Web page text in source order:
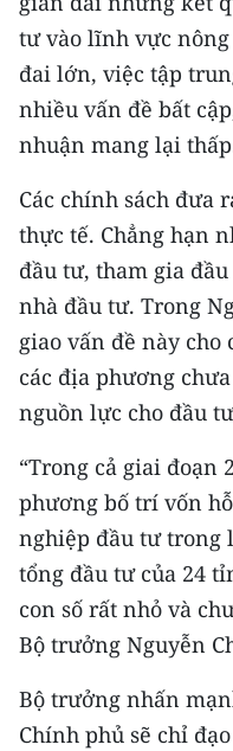
CHUYÊN ĐỀ
CÁC CHUYÊN TRANG
VỀ BÁO NHÂN DÂN
THỜI NAY
NHÂN DÂN CUỐI TUẦN
NHÂN DÂN HẰNG
MUA BÁO
ĐỌC BÁO IN
ENGLISH
中文
FRANÇAIS
РУССКИЙ
tư vào lĩnh vực
đai lớn, việc tập
nhiều vấn đề bất
nhuận mang lại
Các chính sách đưa
thực tế. Chẳng hạn
đầu tư, tham gia
nhà đầu tư. Trong
giao vấn đề này
các địa phương
nguồn lực cho đầu
“Trong cả giai đoạn
phương bố trí vốn
nghiệp đầu tư trong
tổng đầu tư của 24
con số rất nhỏ và
Bộ trưởng Nguyễn
Bộ trưởng nhấn
Chính phủ sẽ chỉ